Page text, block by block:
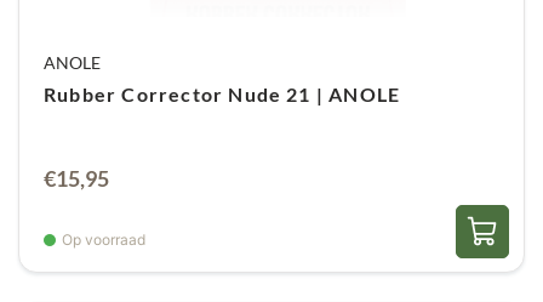
ANOLE
Rubber Corrector Nude 21 | ANOLE
€15,95
Op voorraad